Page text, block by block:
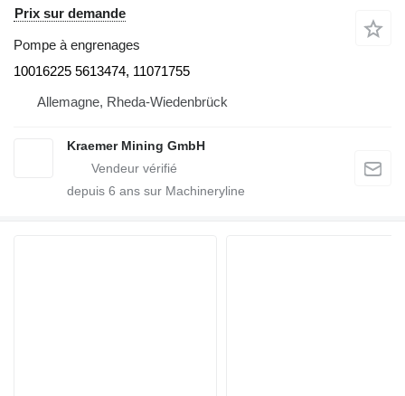
Prix sur demande
Pompe à engrenages
10016225 5613474, 11071755
Allemagne, Rheda-Wiedenbrück
Kraemer Mining GmbH
depuis 6 ans sur Machineryline